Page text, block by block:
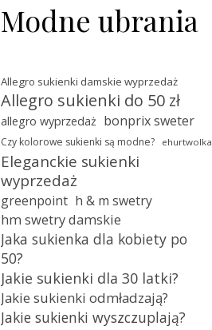
Modne ubrania
Allegro sukienki damskie wyprzedaż
Allegro sukienki do 50 zł
allegro wyprzedaż bonprix sweter
Czy kolorowe sukienki są modne? ehurtwolka
Eleganckie sukienki
wyprzedaż
greenpoint h & m swetry
hm swetry damskie
Jaka sukienka dla kobiety po
50?
Jakie sukienki dla 30 latki?
Jakie sukienki odmładzają?
Jakie sukienki wyszczuplają?